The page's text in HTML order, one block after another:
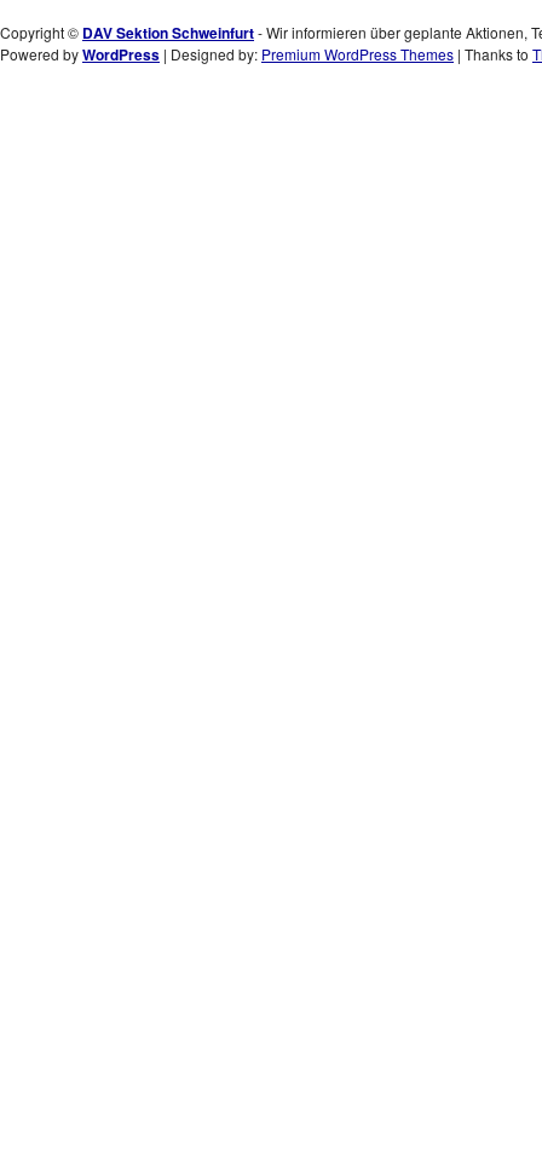
Copyright © DAV Sektion Schweinfurt- Wir informieren über geplante Aktionen,
Powered byWordPress | Designed by: Premium WordPress Themes | Thanks to